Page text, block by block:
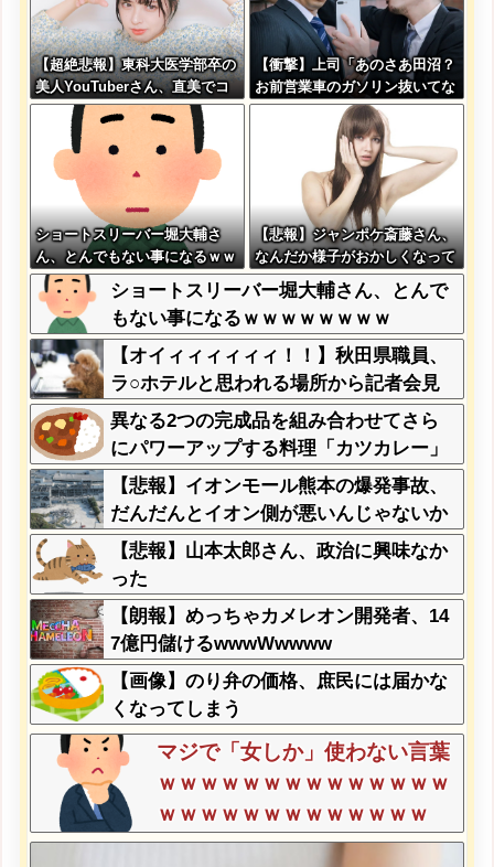
【超絶悲報】東科大医学部卒の
美人YouTuberさん、直美でコ
メント欄が炎上してしまう…
【衝撃】上司「あのさあ田沼？
お前営業車のガソリン抜いてな
い？」俺「はぁ？どういうこと
すか？」上司「自分の車に入れ
替えたりしてない？？」←これ
w w w w w w
ショートスリーバー堀大輔さ
ん、とんでもない事になるｗｗ
ｗｗｗｗｗｗ
【悲報】ジャンポケ斎藤さん、
なんだか様子がおかしくなって
しまった結果…←コレ逆に怖く
ね…？
ショートスリーバー堀大輔さん、とんで
もない事になるｗｗｗｗｗｗｗｗ
【オイィィィィィィ！！】秋田県職員、
ラ○ホテルと思われる場所から記者会見
に参加してしまった結果w w w w w w w
w
異なる2つの完成品を組み合わせてさら
にパワーアップする料理「カツカレー」
以外にない
【悲報】イオンモール熊本の爆発事故、
だんだんとイオン側が悪いんじゃないか
という世論になってしまう
【悲報】山本太郎さん、政治に興味なか
った
【朗報】めっちゃカメレオン開発者、14
7億円儲けるwwwWwwww
【画像】のり弁の価格、庶民には届かな
くなってしまう
マジで「女しか」使わない言葉
ｗｗｗｗｗｗｗｗｗｗｗｗｗｗ
ｗｗｗｗｗｗｗｗｗｗｗｗｗ